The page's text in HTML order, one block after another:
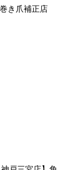
き爪補正店